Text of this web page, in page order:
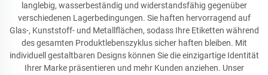
langlebig, wasserbeständig und widerstandsfähig gegenüber
verschiedenen Lagerbedingungen. Sie haften hervorragend auf
Glas-, Kunststoff- und Metallflächen, sodass Ihre Etiketten während
des gesamten Produktlebenszyklus sicher haften bleiben. Mit
individuell gestaltbaren Designs können Sie die einzigartige Identität
Ihrer Marke präsentieren und mehr Kunden anziehen. Unser